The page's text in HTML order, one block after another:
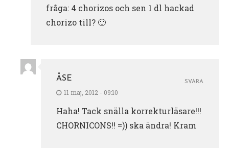
fråga: 4 chorizos och sen 1 dl hackad
chorizo till? 🙂
ÅSE
11 maj, 2012 - 09:10
Haha! Tack snälla korrekturläsare!!!
CHORNICONS!! =)) ska ändra! Kram
SVARA